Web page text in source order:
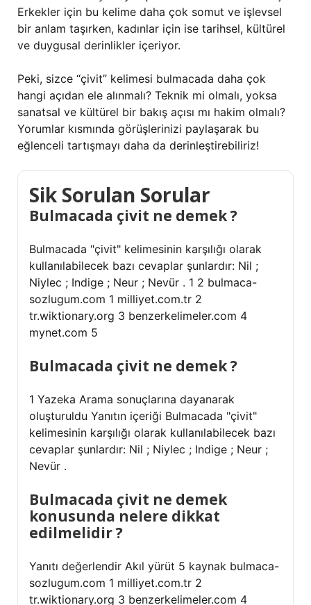
Erkekler için bu kelime daha çok somut ve işlevsel
bir anlam taşırken, kadınlar için ise tarihsel, kültürel
ve duygusal derinlikler içeriyor.
Peki, sizce “çivit” kelimesi bulmacada daha çok
hangi açıdan ele alınmalı? Teknik mi olmalı, yoksa
sanatsal ve kültürel bir bakış açısı mı hakim olmalı?
Yorumlar kısmında görüşlerinizi paylaşarak bu
eğlenceli tartışmayı daha da derinleştirebiliriz!
Sik Sorulan Sorular
Bulmacada çivit ne demek ?
Bulmacada "çivit" kelimesinin karşılığı olarak
kullanılabilecek bazı cevaplar şunlardır: Nil ;
Niylec ; Indige ; Neur ; Nevür . 1 2 bulmaca-
sozlugum.com 1 milliyet.com.tr 2
tr.wiktionary.org 3 benzerkelimeler.com 4
mynet.com 5
Bulmacada çivit ne demek ?
1 Yazeka Arama sonuçlarına dayanarak
oluşturuldu Yanıtın içeriği Bulmacada "çivit"
kelimesinin karşılığı olarak kullanılabilecek bazı
cevaplar şunlardır: Nil ; Niylec ; Indige ; Neur ;
Nevür .
Bulmacada çivit ne demek
konusunda nelere dikkat
edilmelidir ?
Yanıtı değerlendir Akıl yürüt 5 kaynak bulmaca-
sozlugum.com 1 milliyet.com.tr 2
tr.wiktionary.org 3 benzerkelimeler.com 4